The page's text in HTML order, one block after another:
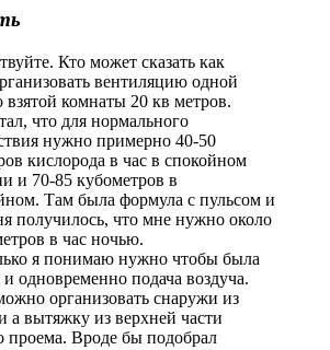
Кто может сказать как
вентиляцию одной
взятой комнаты 20 кв метров.
что для нормального
нужно примерно 40-50
кислорода в час в спокойном
и 70-85 кубометров в
Там была формула с пульсом и
получилось, что мне нужно около
в час ночью.
я понимаю нужно чтобы была
одновременно подача воздуча.
организовать снаружи из
а вытяжку из верхней части
проема. Вроде бы подобрал